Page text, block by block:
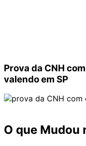
Prova da CNH
valendo em SP
O que Mudou